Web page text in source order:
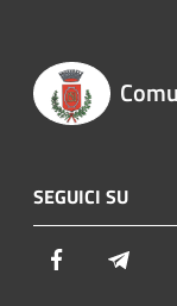
SEGUICI SU
Facebook